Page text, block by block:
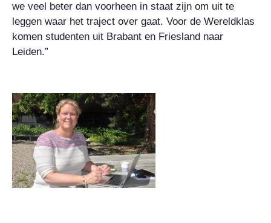
we veel beter dan voorheen in staat zijn om uit te
leggen waar het traject over gaat. Voor de Wereldklas
komen studenten uit Brabant en Friesland naar
Leiden.”